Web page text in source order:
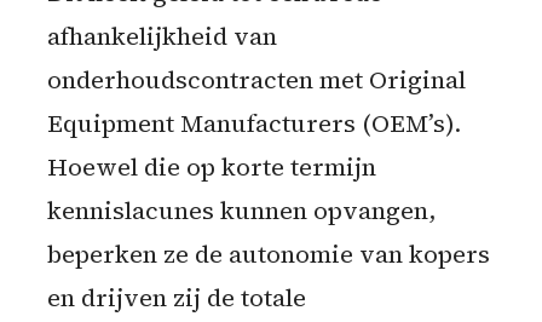
afhankelijkheid van
onderhoudscontracten met Original
Equipment Manufacturers (OEM’s).
Hoewel die op korte termijn
kennislacunes kunnen opvangen,
beperken ze de autonomie van kopers
en drijven zij de totale